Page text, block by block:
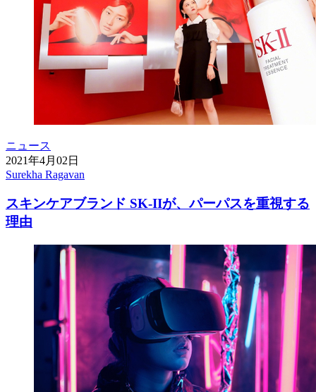
ニュース
2021年4月02日
Surekha Ragavan
スキンケアブランド SK-IIが、パーパスを重視する
理由